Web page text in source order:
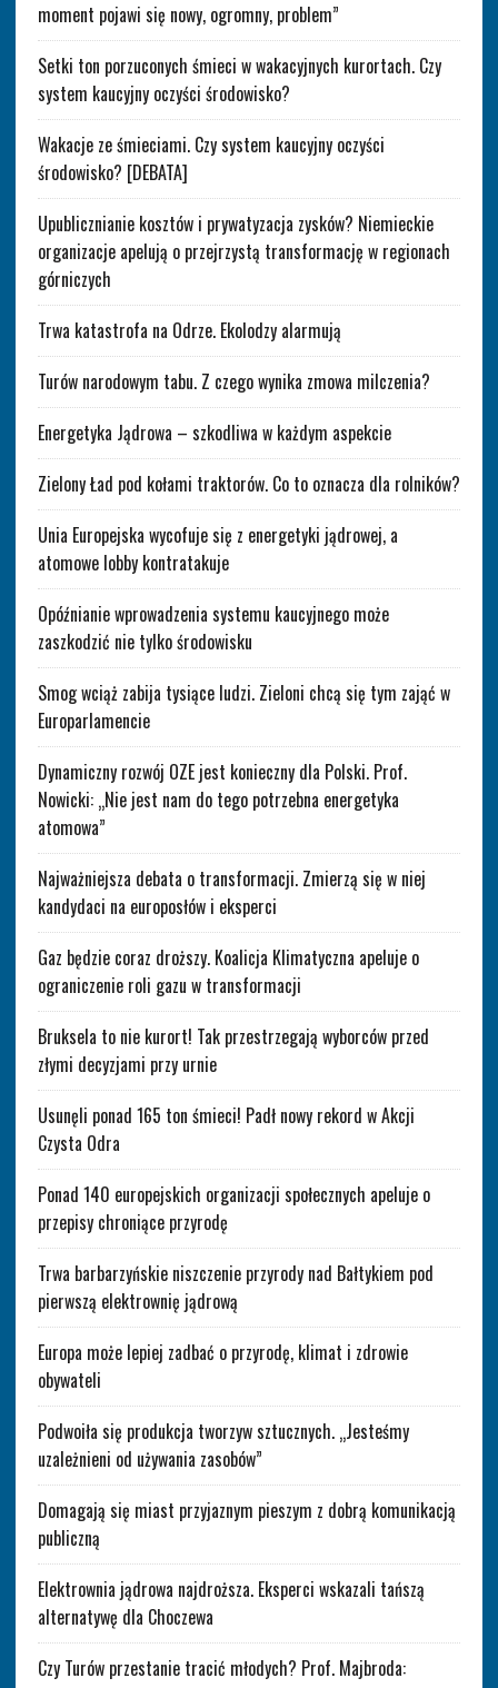
moment pojawi się nowy, ogromny, problem”
Setki ton porzuconych śmieci w wakacyjnych kurortach. Czy
system kaucyjny oczyści środowisko?
Wakacje ze śmieciami. Czy system kaucyjny oczyści
środowisko? [DEBATA]
Upublicznianie kosztów i prywatyzacja zysków? Niemieckie
organizacje apelują o przejrzystą transformację w regionach
górniczych
Trwa katastrofa na Odrze. Ekolodzy alarmują
Turów narodowym tabu. Z czego wynika zmowa milczenia?
Energetyka Jądrowa – szkodliwa w każdym aspekcie
Zielony Ład pod kołami traktorów. Co to oznacza dla rolników?
Unia Europejska wycofuje się z energetyki jądrowej, a
atomowe lobby kontratakuje
Opóźnianie wprowadzenia systemu kaucyjnego może
zaszkodzić nie tylko środowisku
Smog wciąż zabija tysiące ludzi. Zieloni chcą się tym zająć w
Europarlamencie
Dynamiczny rozwój OZE jest konieczny dla Polski. Prof.
Nowicki: „Nie jest nam do tego potrzebna energetyka
atomowa”
Najważniejsza debata o transformacji. Zmierzą się w niej
kandydaci na europosłów i eksperci
Gaz będzie coraz droższy. Koalicja Klimatyczna apeluje o
ograniczenie roli gazu w transformacji
Bruksela to nie kurort! Tak przestrzegają wyborców przed
złymi decyzjami przy urnie
Usunęli ponad 165 ton śmieci! Padł nowy rekord w Akcji
Czysta Odra
Ponad 140 europejskich organizacji społecznych apeluje o
przepisy chroniące przyrodę
Trwa barbarzyńskie niszczenie przyrody nad Bałtykiem pod
pierwszą elektrownię jądrową
Europa może lepiej zadbać o przyrodę, klimat i zdrowie
obywateli
Podwoiła się produkcja tworzyw sztucznych. „Jesteśmy
uzależnieni od używania zasobów”
Domagają się miast przyjaznym pieszym z dobrą komunikacją
publiczną
Elektrownia jądrowa najdroższa. Eksperci wskazali tańszą
alternatywę dla Choczewa
Czy Turów przestanie tracić młodych? Prof. Majbroda: